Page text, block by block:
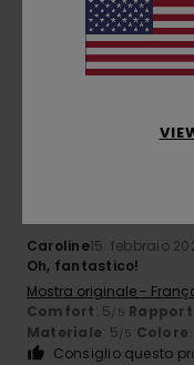
Mostra originale -
Comfort: 5/5
Materiale: 5/5
Consiglio questo
Caroline15. febbraio
Oh, fantastico!
Mostra originale -
Comfort: 5/5
Materiale: 5/5 Colore
Consiglio questo